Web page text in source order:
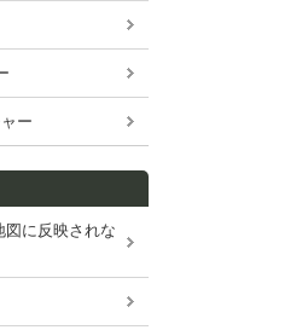
ー
図に反映されな